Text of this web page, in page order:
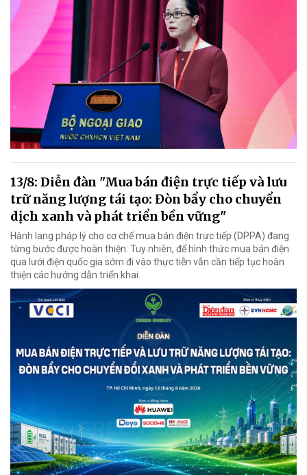
13/8: Diễn đàn "Mua bán điện trực tiếp và lưu
trữ năng lượng tái tạo: Đòn bẩy cho chuyển
dịch xanh và phát triển bền vững"
Hành lang pháp lý cho cơ chế mua bán điện trực tiếp (DPPA) đang
từng bước được hoàn thiện. Tuy nhiên, để hình thức mua bán điện
qua lưới điện quốc gia sớm đi vào thực tiễn vẫn cần tiếp tục hoàn
thiện các hướng dẫn triển khai.